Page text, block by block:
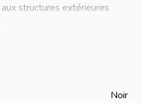
structures extérieures
conception renforcée, il
solution fiable pour les
Noir